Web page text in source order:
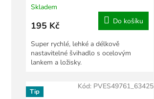
Skladem
195 Kč Do košíku
Super rychlé, lehké a délkově
nastavitelné švihadlo s ocelovým
lankem a ložisky.
Tip
Kód: PVES49761_63425